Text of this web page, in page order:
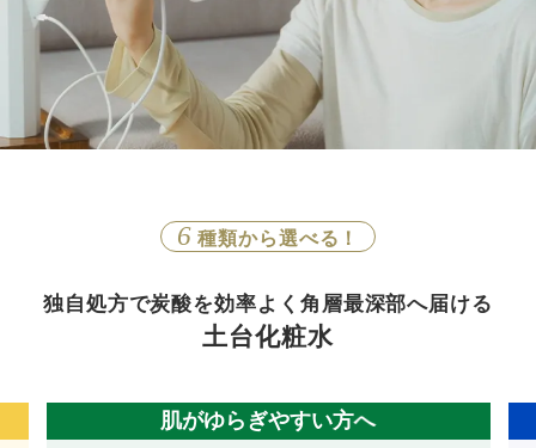
6 種類から選べる！
独自処方で炭酸を効率よく角層最深部へ届ける
土台化粧水
混合肌の方へ